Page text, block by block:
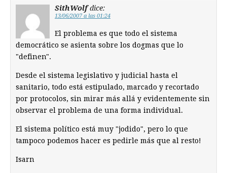
SithWolf dice:
13/06/2007 a las 01:24
El problema es que todo el sistema
democrático se asienta sobre los dogmas que lo
"definen".
Desde el sistema legislativo y judicial hasta el
sanitario, todo está estipulado, marcado y recortado
por protocolos, sin mirar más allá y evidentemente sin
observar el problema de una forma individual.
El sistema político está muy "jodido", pero lo que
tampoco podemos hacer es pedirle más que al resto!
Isarn